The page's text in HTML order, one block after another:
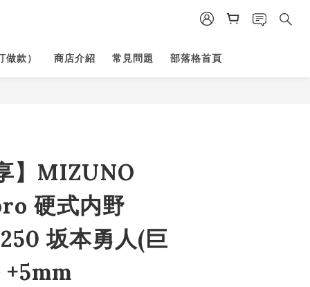
款） 商店介紹 常見問題 部落格首頁
】MIZUNO
硬式内野
坂本勇⼈(巨